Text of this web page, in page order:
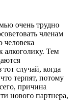
очень трудно
членам
человека
алкоголику. Тем
случай, когда
терпят, потому
причина
нового партнера,